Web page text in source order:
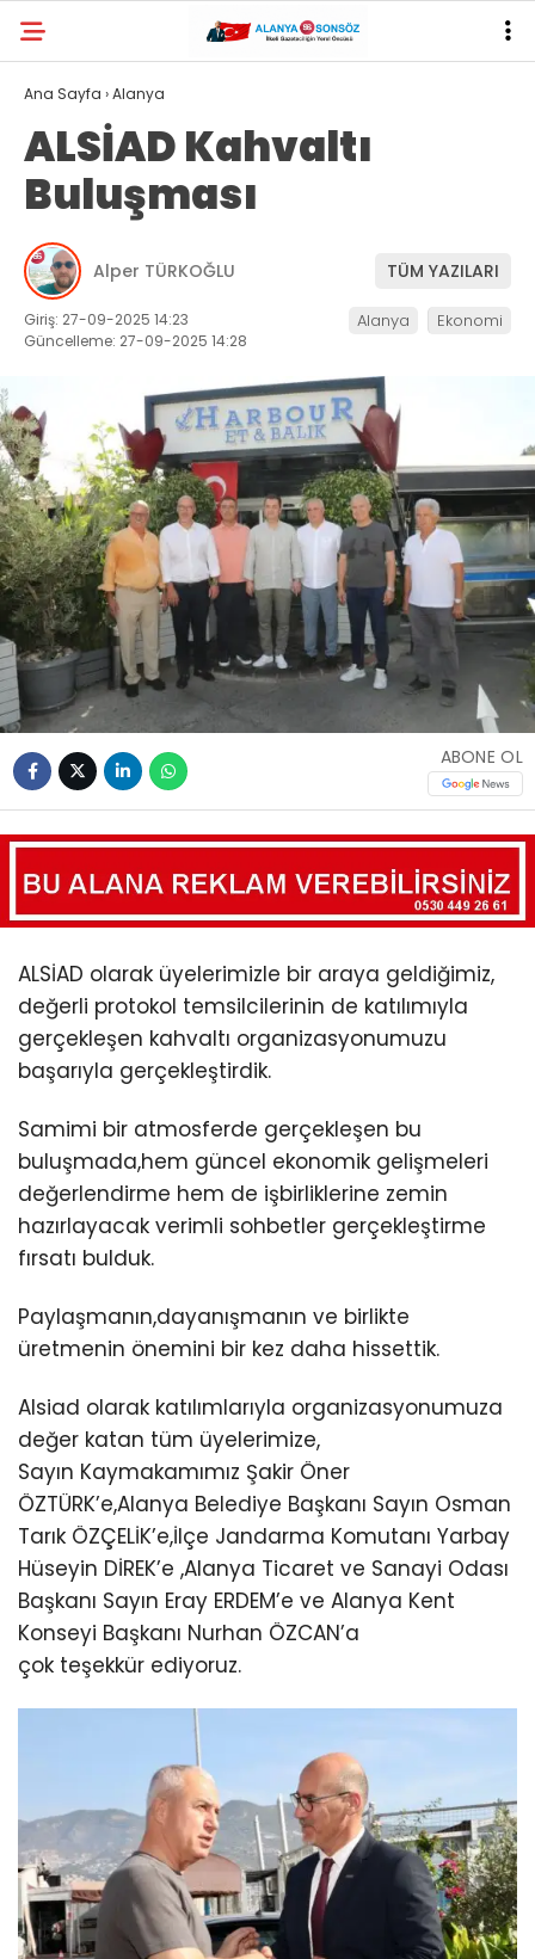
Ana Sayfa ›Alanya
ALSİAD Kahvaltı
Buluşması
Alper TÜRKOĞLU TÜM YAZILARI
Giriş: 27-09-2025 14:23
Güncelleme: 27-09-2025 14:28
Alanya Ekonomi
ABONE OL
ALSİAD olarak üyelerimizle bir araya geldiğimiz,
değerli protokol temsilcilerinin de katılımıyla
gerçekleşen kahvaltı organizasyonumuzu
başarıyla gerçekleştirdik.
Samimi bir atmosferde gerçekleşen bu
buluşmada,hem güncel ekonomik gelişmeleri
değerlendirme hem de işbirliklerine zemin
hazırlayacak verimli sohbetler gerçekleştirme
fırsatı bulduk.
Paylaşmanın,dayanışmanın ve birlikte
üretmenin önemini bir kez daha hissettik.
Alsiad olarak katılımlarıyla organizasyonumuza
değer katan tüm üyelerimize,
Sayın Kaymakamımız Şakir Öner
ÖZTÜRK’e,Alanya Belediye Başkanı Sayın Osman
Tarık ÖZÇELİK’e,İlçe Jandarma Komutanı Yarbay
Hüseyin DİREK’e ,Alanya Ticaret ve Sanayi Odası
Başkanı Sayın Eray ERDEM’e ve Alanya Kent
Konseyi Başkanı Nurhan ÖZCAN’a
çok teşekkür ediyoruz.